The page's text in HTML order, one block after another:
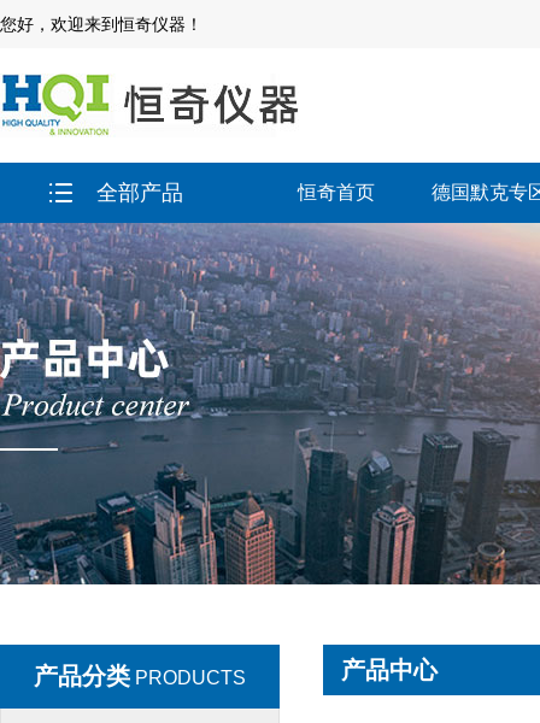
您好，欢迎来到恒奇仪器！
全部产品 恒奇首页 德国默克专
产品分类 PRODUCTS 产品中心